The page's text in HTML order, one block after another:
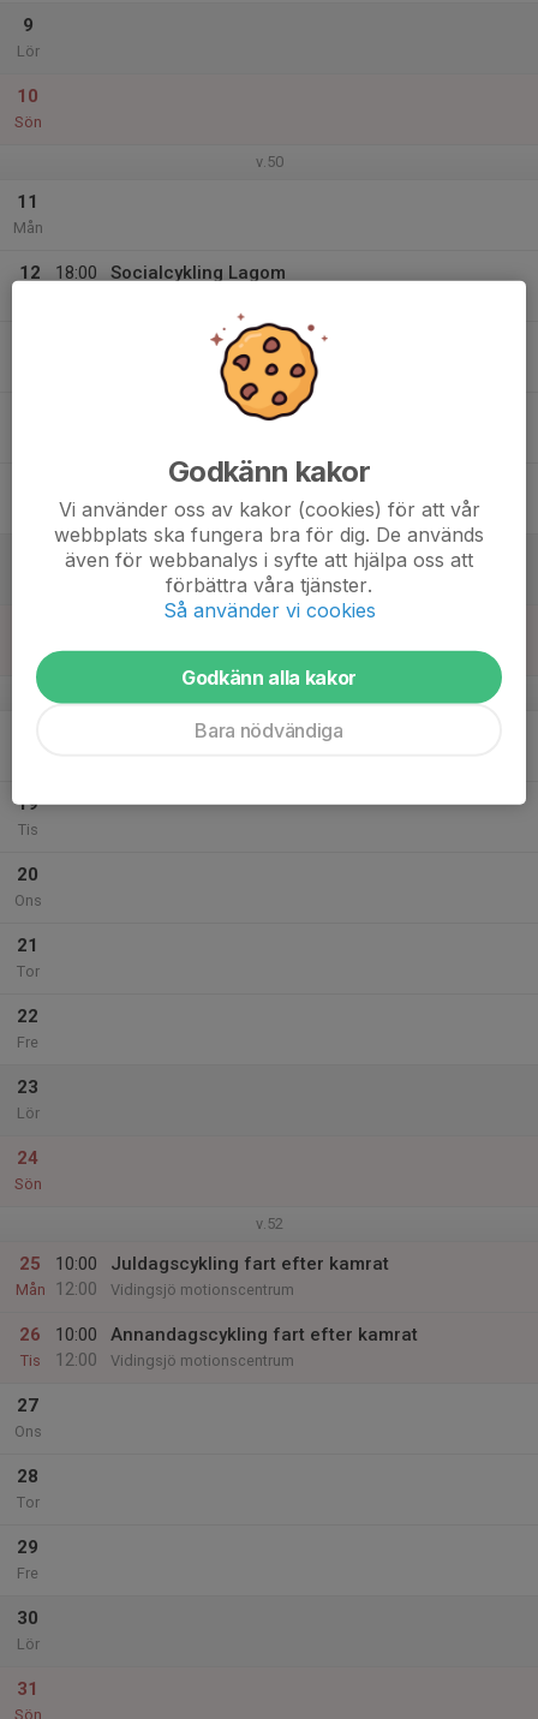
9
Lör
10
Sön
v.50
11
Mån
12
18:00
Socialcykling Lagom
INSTÄLLD Socialcykling Lagom
19
Tis
20
Ons
21
Tor
22
Fre
23
Lör
24
Sön
v.52
25
Mån
10:00
12:00
Juldagscykling fart efter kamrat
Vidingsjö motionscentrum
26
Tis
10:00
12:00
Annandagscykling fart efter kamrat
Vidingsjö motionscentrum
27
Ons
28
Tor
29
Fre
30
Lör
31
Sön
Godkänn kakor
Vi använder oss av kakor (cookies) för att vår
webbplats ska fungera bra för dig. De används
även för webbanalys i syfte att hjälpa oss att
förbättra våra tjänster.
Så använder vi cookies
Godkänn alla kakor
Bara nödvändiga